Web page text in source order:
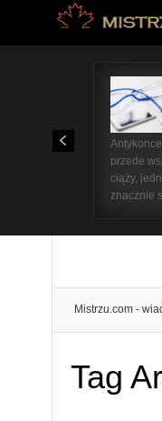
przede
ciąży,
znacznie
Mistrzu.com -
Tag